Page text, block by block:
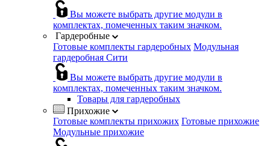
Вы можете выбрать другие модули в
комплектах, помеченных таким значком.
Гардеробные
Готовые комплекты гардеробных Модульная
гардеробная Сити
Вы можете выбрать другие модули в
комплектах, помеченных таким значком.
Товары для гардеробных
Прихожие
Готовые комплекты прихожих Готовые прихожие
Модульные прихожие